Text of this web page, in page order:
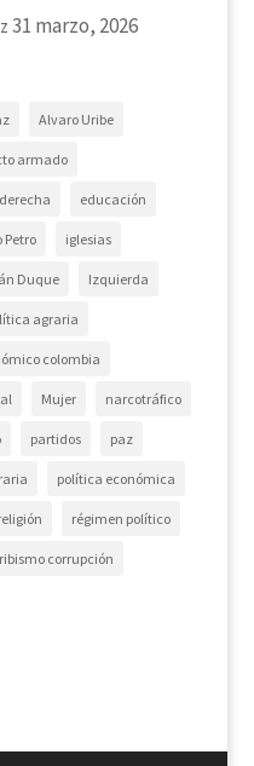
31 marzo, 2026
Alvaro Uribe
armado
derecha educación
Petro iglesias
Duque Izquierda
agraria
colombia
Mujer narcotráfico
partidos paz
política económica
régimen político
corrupción